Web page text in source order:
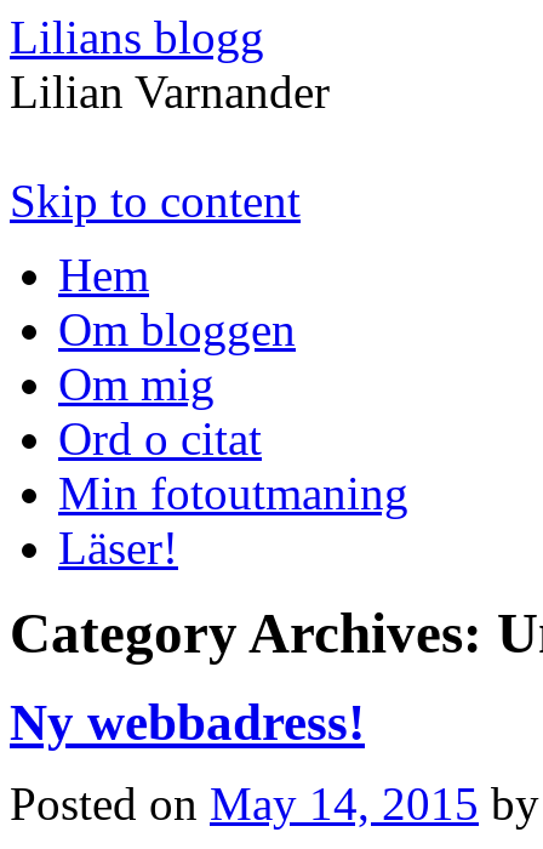
Lilians blogg
Lilian Varnander
Skip to content
Hem
Om bloggen
Om mig
Ord o citat
Min fotoutmaning
Läser!
Category Archives:
Ny webbadress!
Posted on May 14, 2015 by